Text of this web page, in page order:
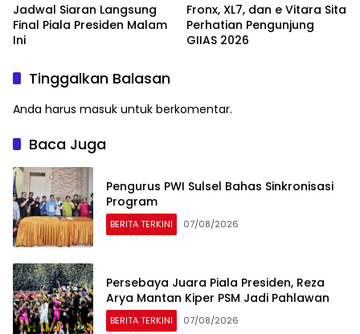
Jadwal Siaran Langsung
Final Piala Presiden Malam
Ini
Fronx, XL7, dan e Vitara Sita
Perhatian Pengunjung
GIIAS 2026
Tinggalkan Balasan
Anda harus masuk untuk berkomentar.
Baca Juga
Pengurus PWI Sulsel Bahas Sinkronisasi
Program
BERITA TERKINI 07/08/2026
Persebaya Juara Piala Presiden, Reza
Arya Mantan Kiper PSM Jadi Pahlawan
BERITA TERKINI 07/08/2026